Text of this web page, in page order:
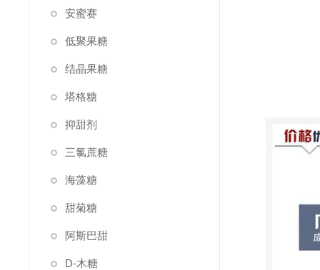
安蜜赛
低聚果糖
结晶果糖
塔格糖
抑甜剂
三氯蔗糖
海藻糖
甜菊糖
阿斯巴甜
D-木糖